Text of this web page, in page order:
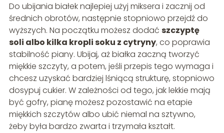
Do ubijania białek najlepiej użyj miksera i zacznij od
średnich obrotów, następnie stopniowo przejdź do
wyższych. Na początku możesz dodać szczyptę
soli albo kilka kropli soku z cytryny, co poprawia
stabilność piany. Ubijaj, aż białka zaczną tworzyć
miękkie szczyty, a potem, jeśli przepis tego wymaga i
chcesz uzyskać bardziej lśniącą strukturę, stopniowo
dosypuj cukier. W zależności od tego, jak lekkie mają
być gofry, pianę możesz pozostawić na etapie
miękkich szczytów albo ubić niemal na sztywno,
żeby była bardzo zwarta i trzymała kształt.